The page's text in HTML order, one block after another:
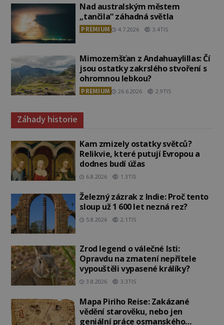
Nad australským městem
„tančila“ záhadná světla
PREMIUM 4.7.2026 3.4TIS
Mimozemšťan z Andahuaylillas: Čí
jsou ostatky zakrslého stvoření s
ohromnou lebkou?
PREMIUM 26.6.2026 2.9TIS
Záhady historie
Kam zmizely ostatky světců?
Relikvie, které putují Evropou a
dodnes budí úžas
6.8.2026 1.3TIS
Železný zázrak z Indie: Proč tento
sloup už 1 600 let nezná rez?
5.8.2026 2.1TIS
Zrod legend o válečné lsti:
Opravdu na zmatení nepřítele
vypouštěli vypasené králíky?
3.8.2026 3.3TIS
Mapa Piriho Reise: Zakázané
vědění starověku, nebo jen
geniální práce osmanského